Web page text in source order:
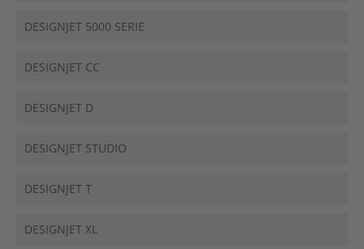
DESIGNJET 5000 SERIE
DESIGNJET CC
DESIGNJET D
DESIGNJET STUDIO
DESIGNJET T
DESIGNJET XL